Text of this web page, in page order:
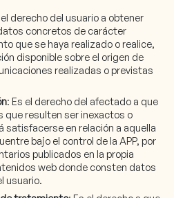
el derecho del usuario a obtener
concretos de carácter
que se haya realizado o realice,
disponible sobre el origen de
realizadas o previstas
: Es el derecho del afectado a que
que resulten ser inexactos o
satisfacerse en relación a aquella
bajo el control de la APP, por
publicados en la propia
web donde consten datos
usuario.